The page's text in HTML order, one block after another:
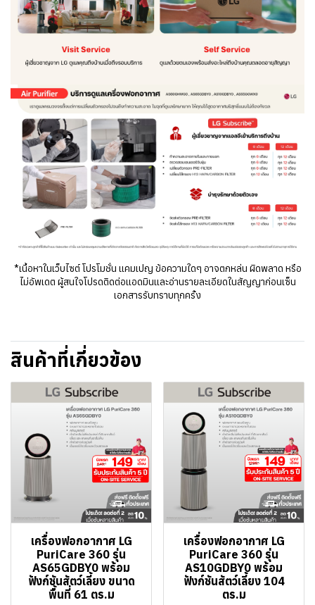
*เนื้อหาในเว็บไซต์ โปรโมชั่น แคมเปญ ข้อความใดๆ อาจตกหล่น ผิดพลาด หรือ
ไม่อัพเดต ผู้สนใจโปรดติดต่อแอดมินและอ่านรายละเอียดในสัญญาก่อนเซ็น
เอกสารรับทราบทุกครั้ง
สินค้าที่เกี่ยวข้อง
เครื่องฟอกอากาศ LG
PuriCare 360 รุ่น
AS65GDBY0 พร้อม
ฟังก์ชันสัตว์เลี้ยง ขนาด
พื้นที่ 61 ตร.ม
เครื่องฟอกอากาศ LG
PuriCare 360 รุ่น
AS10GDBY0 พร้อม
ฟังก์ชันสัตว์เลี้ยง 104
ตร.ม